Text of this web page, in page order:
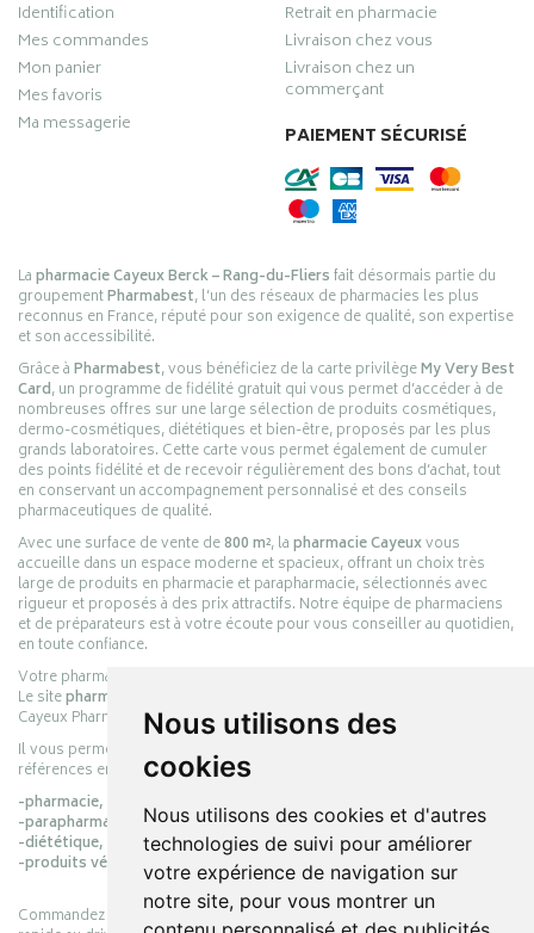
Nous utilisons des
cookies
Nous utilisons des cookies et d'autres
technologies de suivi pour améliorer
votre expérience de navigation sur
notre site, pour vous montrer un
Identification
Mes commandes
Mon panier
Mes favoris
Ma messagerie
Retrait en pharmacie
Livraison chez vous
Livraison chez un
commerçant
PAIEMENT SÉCURISÉ
Lapharmacie Cayeux Berck – Rang-du-Fliersfait désormais partie du
groupementPharmabest, l’un des réseaux de pharmacies les plus
reconnus en France, réputé pour son exigence de qualité, son expertise
et son accessibilité.
Grâce àPharmabest, vous bénéficiez de la carte privilègeMy Very Best
Card, un programme de fidélité gratuit qui vous permet d’accéder à de
nombreuses offres sur une large sélection de produits cosmétiques,
dermo-cosmétiques, diététiques et bien-être, proposés par les plus
grands laboratoires. Cette carte vous permet également de cumuler
des points fidélité et de recevoir régulièrement des bons d’achat, tout
en conservant un accompagnement personnalisé et des conseils
pharmaceutiques de qualité.
Avec une surface de vente de800 m², lapharmacie Cayeuxvous
accueille dans un espace moderne et spacieux, offrant un choix très
large de produits en pharmacie et parapharmacie, sélectionnés avec
rigueur et proposés à des prix attractifs. Notre équipe de pharmaciens
et de préparateurs est à votre écoute pour vous conseiller au quotidien,
en toute confiance.
Votre pharmacie en ligne :
Le sitepharmacie-cayeux.fr
Cayeux Pharmabest Berck-sur-Mer – Rang-du-Fliers.
Il vous permet de réaliser vos achats en ligne parmi des milliers de
références en :
-pharmacie,
-parapharmacie,
-diététique,
-produits vétérinaires.
Commandez simplement vos produits en ligne et choisissez le retrait